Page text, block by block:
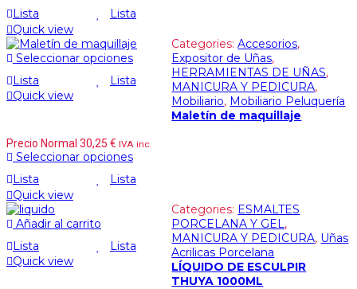
Lista
Lista
Quick view
Seleccionar opciones
Lista
Lista
Quick view
Categories:Accesorios,
Expositor de Uñas,
HERRAMIENTAS DE UÑAS,
MANICURA Y PEDICURA,
Mobiliario, Mobiliario Peluquería
Maletín de maquillaje
Precio Normal 30,25 € IVA inc.
Seleccionar opciones
Lista
Lista
Quick view
Añadir al carrito
Lista
Lista
Quick view
Categories: ESMALTES
PORCELANA Y GEL,
MANICURA Y PEDICURA, Uñas
Acrilicas Porcelana
LÍQUIDO DE ESCULPIR
THUYA 1000ML